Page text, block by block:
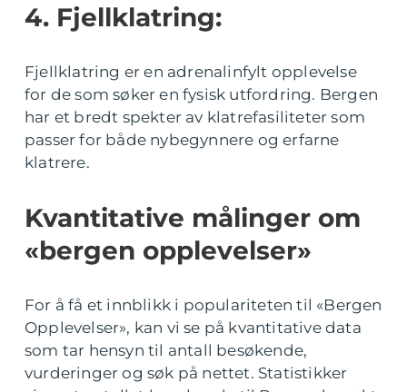
4. Fjellklatring:
Fjellklatring er en adrenalinfylt opplevelse
for de som søker en fysisk utfordring. Bergen
har et bredt spekter av klatrefasiliteter som
passer for både nybegynnere og erfarne
klatrere.
Kvantitative målinger om
«bergen opplevelser»
For å få et innblikk i populariteten til «Bergen
Opplevelser», kan vi se på kvantitative data
som tar hensyn til antall besøkende,
vurderinger og søk på nettet. Statistikker